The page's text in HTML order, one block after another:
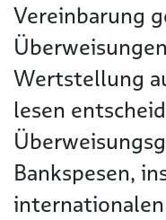
Vereinbarung
Wertstellung
lesen
Bankspesen,